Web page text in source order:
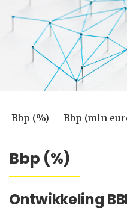
Bbp (%) Bbp (mln
Bbp (%)
Ontwikkeling